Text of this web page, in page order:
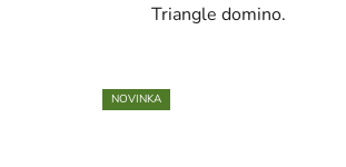
Triangle domino.
NOVINKA